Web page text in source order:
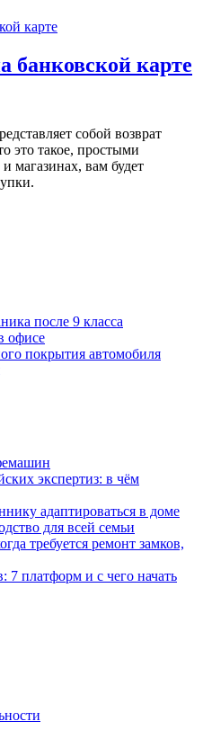
банковской карте
собой возврат
это такое, простыми
магазинах, вам будет
после 9 класса
офисе
покрытия автомобиля
экспертиз: в чём
адаптироваться в доме
для всей семьи
требуется ремонт замков,
7 платформ и с чего начать